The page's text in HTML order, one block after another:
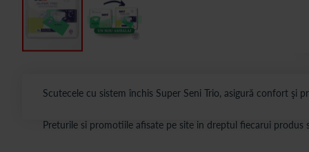
Scutecele cu sistem închis Super Seni Trio, asigură confort şi
Preturile si promotiile afisate pe site in dreptul fiecarui